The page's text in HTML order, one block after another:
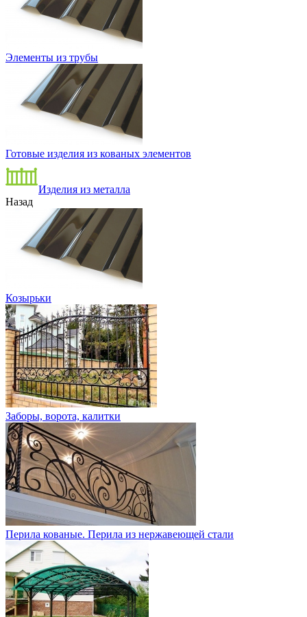
Элементы из трубы
Готовые изделия из кованых элементов
Изделия из металла
Назад
Козырьки
Заборы, ворота, калитки
Перила кованые. Перила из нержавеющей стали